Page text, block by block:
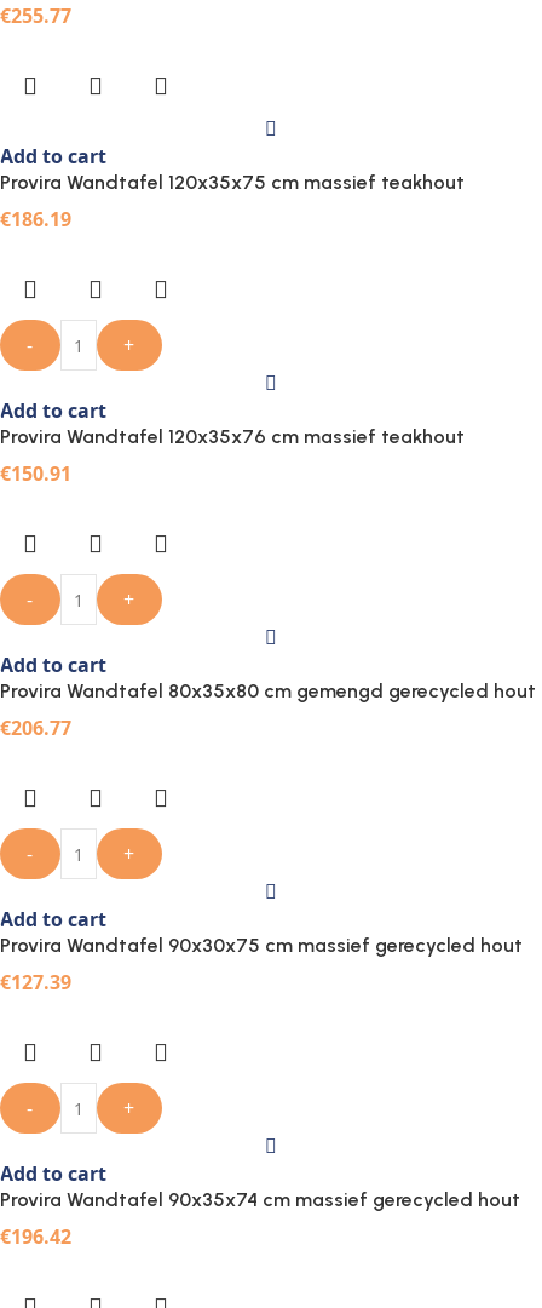
€255.77
Add to cart
Provira Wandtafel 120x35x75 cm massief teakhout
€186.19
- +
Add to cart
Provira Wandtafel 120x35x76 cm massief teakhout
€150.91
- +
Add to cart
Provira Wandtafel 80x35x80 cm gemengd gerecycled hout
€206.77
- +
Add to cart
Provira Wandtafel 90x30x75 cm massief gerecycled hout
€127.39
- +
Add to cart
Provira Wandtafel 90x35x74 cm massief gerecycled hout
€196.42